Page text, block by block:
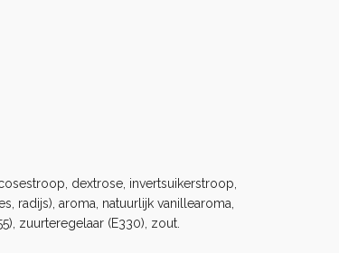
dextrose, invertsuikerstroop,
radijs), aroma, natuurlijk vanillearoma,
zuurteregelaar (E330), zout.